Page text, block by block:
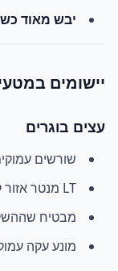
יבש מאוד
יישומים
עצים בוגרים
שורשים עמוקים
LT מנטר אזור קריטי זה
מבטיח
מונע עקה